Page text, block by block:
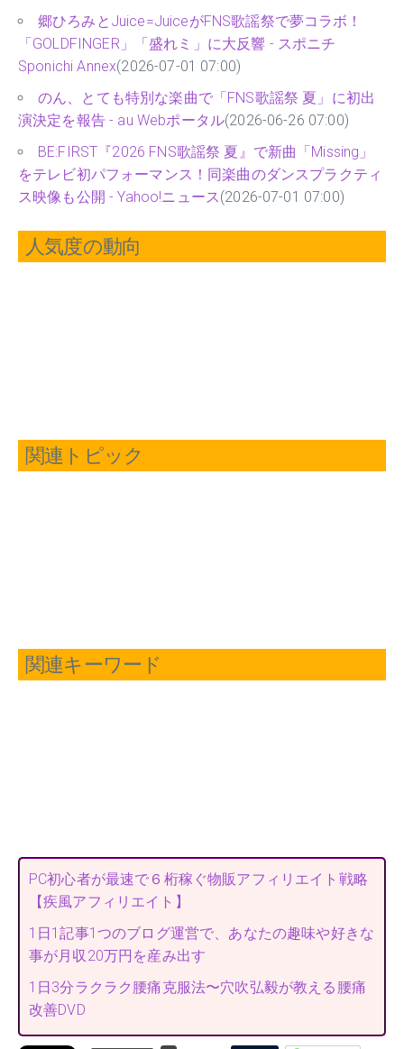
郷ひろみとJuice=JuiceがFNS歌謡祭で夢コラボ！
「GOLDFINGER」「盛れミ」に大反響 - スポニチ
Sponichi Annex(2026-07-01 07:00)
のん、とても特別な楽曲で「FNS歌謡祭 夏」に初出
演決定を報告 - au Webポータル(2026-06-26 07:00)
BE:FIRST『2026 FNS歌謡祭 夏』で新曲「Missing」
をテレビ初パフォーマンス！同楽曲のダンスプラクティ
ス映像も公開 - Yahoo!ニュース(2026-07-01 07:00)
人気度の動向
関連トピック
関連キーワード
PC初心者が最速で６桁稼ぐ物販アフィリエイト戦略
【疾風アフィリエイト】
1日1記事1つのブログ運営で、あなたの趣味や好きな
事が月収20万円を産み出す
1日3分ラクラク腰痛克服法〜穴吹弘毅が教える腰痛
改善DVD